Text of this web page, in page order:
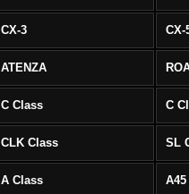
CX-3 CX-
ATENZA
C Class C
CLK Class SL
A Class